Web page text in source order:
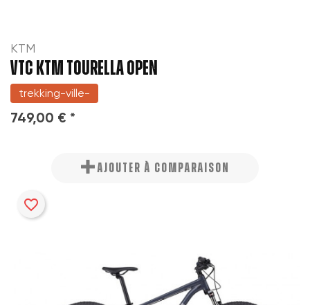
KTM
VTC KTM TOURELLA OPEN
trekking-ville-
749,00 € *
AJOUTER À COMPARAISON
favorite_border